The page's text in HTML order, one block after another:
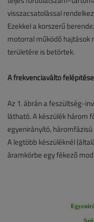
visszacsatolással
Ezekkel a korszerű
motorral működő hajtások
területére is betörtek.
A frekvenciaváltó
Az 1. ábrán a feszültség-
látható. A készülék három
egyenirányító,
A legtöbb készüléknél
áramkörbe egy fékező